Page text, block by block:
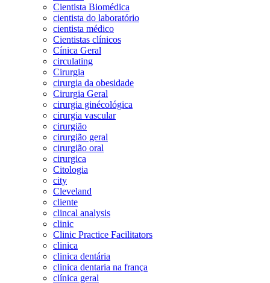
Cientista Biomédica
cientista do laboratório
cientista médico
Cientistas clínicos
Cínica Geral
circulating
Cirurgia
cirurgia da obesidade
Cirurgia Geral
cirurgia ginécológica
cirurgia vascular
cirurgião
cirurgião geral
cirurgião oral
cirurgica
Citologia
city
Cleveland
cliente
clincal analysis
clinic
Clinic Practice Facilitators
clinica
clinica dentária
clinica dentaria na frança
clínica geral